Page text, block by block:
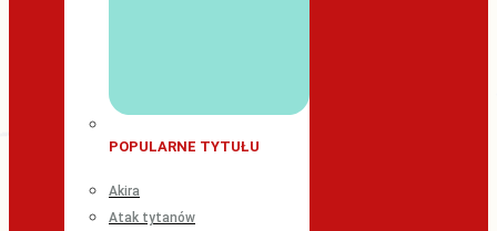
POPULARNE TYTUŁU
Akira
Atak tytanów